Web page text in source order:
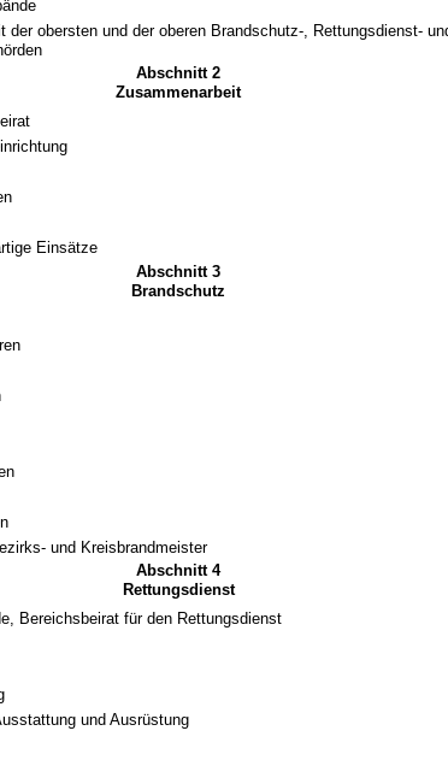
der obersten und der oberen Brandschutz-, Rettungsdienst-
Abschnitt 2
Zusammenarbeit
Einsätze
Abschnitt 3
Brandschutz
und Kreisbrandmeister
Abschnitt 4
Rettungsdienst
Bereichsbeirat für den Rettungsdienst
und Ausrüstung